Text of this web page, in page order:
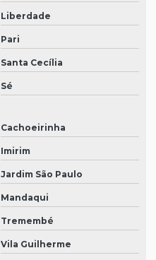
Liberdade
Pari
Santa Cecília
Sé
Cachoeirinha
Imirim
Jardim São Paulo
Mandaqui
Tremembé
Vila Guilherme